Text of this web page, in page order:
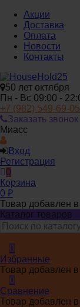
Акции
Доставка
Оплата
Новости
Контакты
50 лет октября
Пн - Вс 09:00 -
+7 (982) 549-69-05
Заказать звонок
Миасс
Вход
Регистрация
0
Корзина
0 ₽
Товар добавлен в
Каталог товаров
0
Избранные
Товар добавлен
0
Сравнение
Товар добавлен